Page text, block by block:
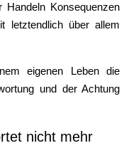
Konsequenzen
letztendlich über allem
eigenen Leben die
und der Achtung
nicht mehr